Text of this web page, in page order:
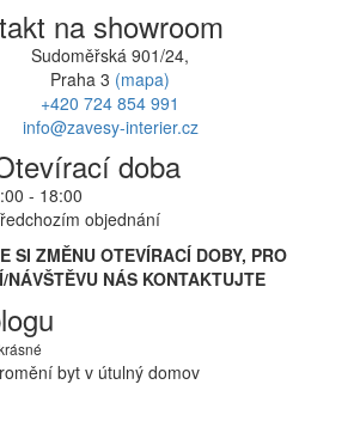
na showroom
Sudoměřská 901/24,
Praha 3 (mapa)
+420 724 854 991
info@zavesy-interier.cz
doba
- 18:00
objednání
SI ZMĚNU OTEVÍRACÍ DOBY, PRO
NÁVŠTĚVU NÁS KONTAKTUJTE
byt v útulný domov